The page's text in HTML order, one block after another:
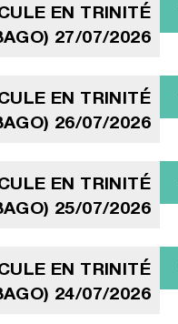
EN TRINITÉ
27/07/2026
EN TRINITÉ
26/07/2026
EN TRINITÉ
25/07/2026
EN TRINITÉ
24/07/2026